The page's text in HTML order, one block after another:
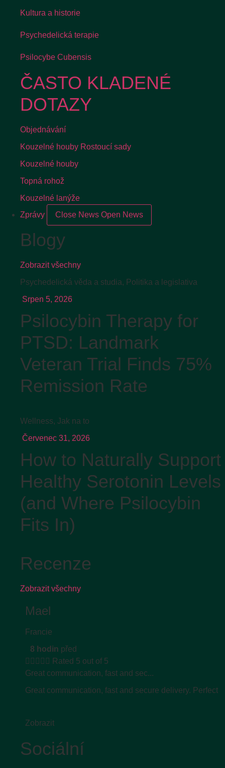
Kultura a historie
Psychedelická terapie
Psilocybe Cubensis
ČASTO KLADENÉ
DOTAZY
Objednávání
Kouzelné houby Rostoucí sady
Kouzelné houby
Topná rohož
Kouzelné lanýže
Zprávy
Close News Open News
Blogy
Zobrazit všechny
Psychedelická věda a studia, Politika a legislativa
Srpen 5, 2026
Psilocybin Therapy for
PTSD: Landmark
Veteran Trial Finds 75%
Remission Rate
Wellness, Jak na to
Červenec 31, 2026
How to Naturally Support
Healthy Serotonin Levels
(and Where Psilocybin
Fits In)
Recenze
Zobrazit všechny
Mael
Francie
8 hodin před
     Rated 5 out of 5
Great communication, fast and sec...
Great communication, fast and secure delivery. Perfect
Zobrazit
Sociální